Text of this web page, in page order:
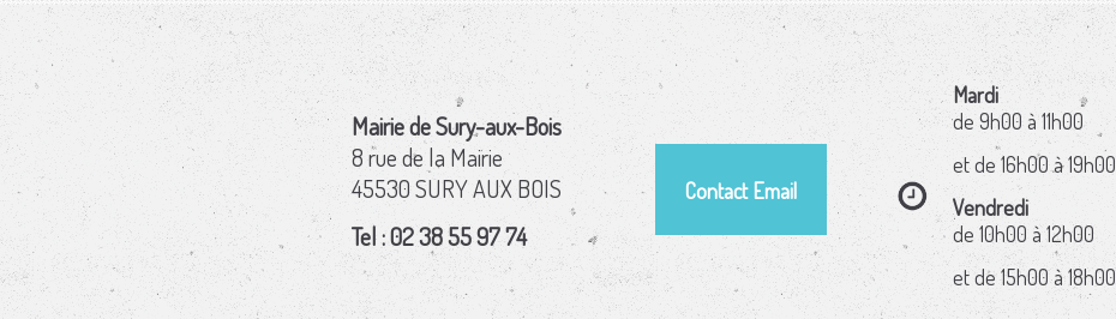
Mairie de Sury-aux-Bois
8 rue de la Mairie
45530 SURY AUX BOIS
Tel : 02 38 55 97 74
Contact Email
Mardi
de 9h00 à 11h00
et de 16h00 à 19h00
Vendredi
de 10h00 à 12h00
et de 15h00 à 18h00